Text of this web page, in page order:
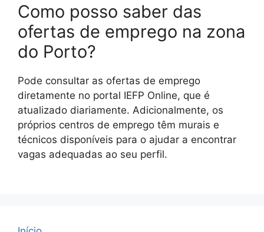
Como posso saber das
ofertas de emprego na zona
do Porto?
Pode consultar as ofertas de emprego
diretamente no portal IEFP Online, que é
atualizado diariamente. Adicionalmente, os
próprios centros de emprego têm murais e
técnicos disponíveis para o ajudar a encontrar
vagas adequadas ao seu perfil.